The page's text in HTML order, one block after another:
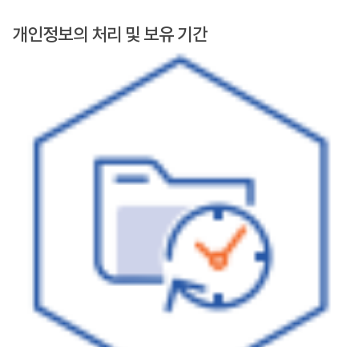
개인정보의 처리 및 보유 기간